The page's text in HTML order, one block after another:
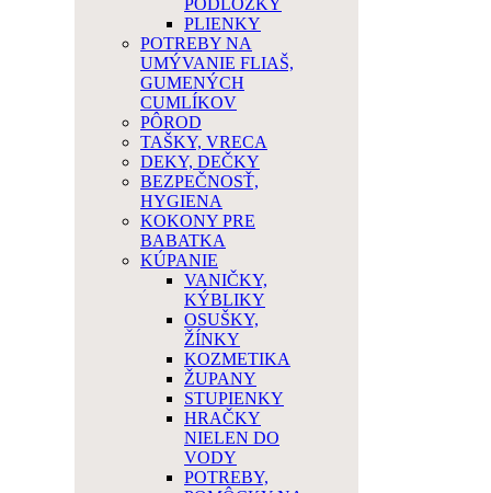
PODLOŽKY
PLIENKY
POTREBY NA
UMÝVANIE FLIAŠ,
GUMENÝCH
CUMLÍKOV
PÔROD
TAŠKY, VRECA
DEKY, DEČKY
BEZPEČNOSŤ,
HYGIENA
KOKONY PRE
BABATKA
KÚPANIE
VANIČKY,
KÝBLIKY
OSUŠKY,
ŽÍNKY
KOZMETIKA
ŽUPANY
STUPIENKY
HRAČKY
NIELEN DO
VODY
POTREBY,